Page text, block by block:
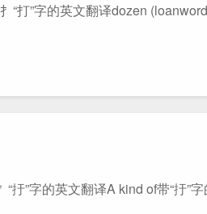
打”字的英文翻译dozen
”字的英文翻译A kind of带“扜”